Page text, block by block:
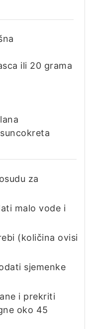
ili 20 grama
za
malo vode i
(količina ovisi
sjemenke
i prekriti
oko 45